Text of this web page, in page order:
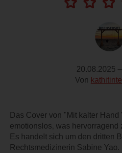
20.08.2025
Von
Das Cover von "Mit kalter
emotionslos, was hervorragend
Es handelt sich um den dritten
Rechtsmedizinerin Sabine